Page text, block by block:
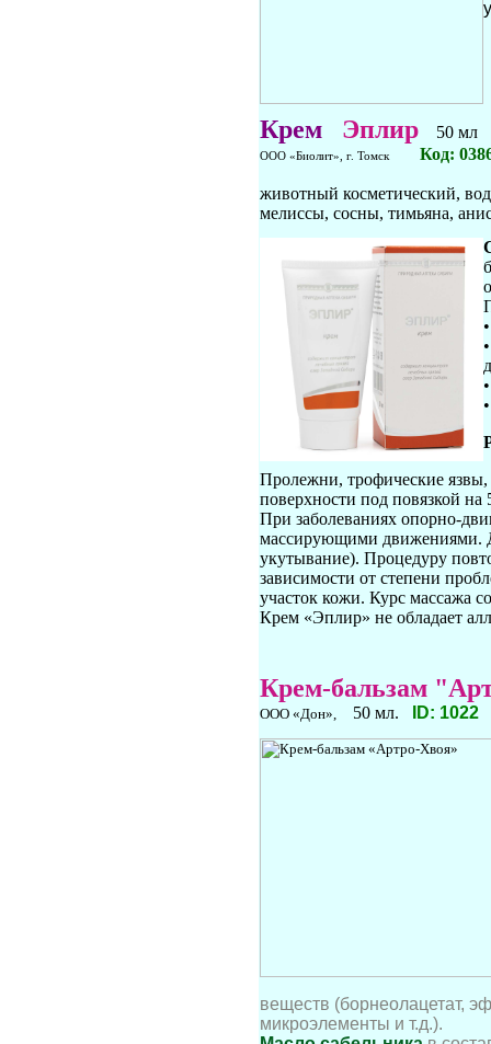
Крем Эплир 50 мл
ООО «Биолит», г. Томск Код:
животный косметический,
мелиссы, сосны, тимьяна,
Пролежни, трофические язвы,
поверхности под повязкой на
При заболеваниях опорно-
массирующими движениями.
укутывание). Процедуру
зависимости от степени
участок кожи. Курс массажа
Крем «Эплир» не обладает
Крем-бальзам
ООО «Дон», 50 мл. ID:
веществ (борнеолацетат,
микроэлементы и т.д.).